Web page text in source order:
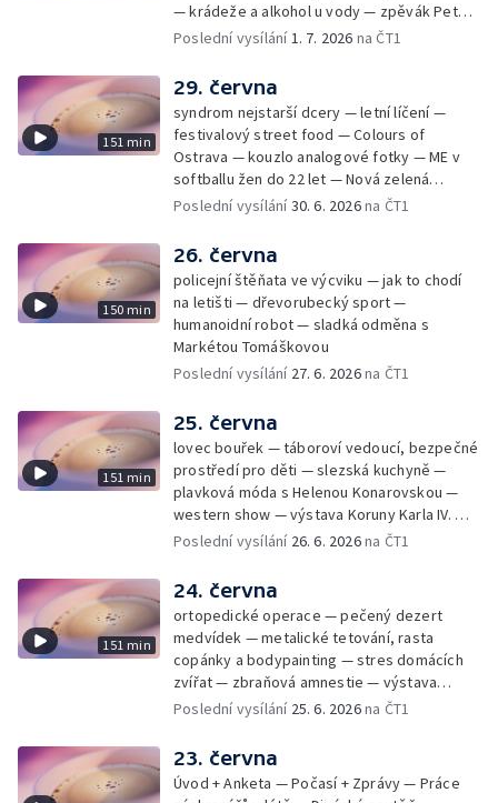
— krádeže a alkohol u vody — zpěvák Peter
Cmorik
Poslední vysílání1. 7. 2026 na ČT1
151 min
29. června
syndrom nejstarší dcery — letní líčení —
festivalový street food — Colours of
Ostrava — kouzlo analogové fotky — ME v
softballu žen do 22 let — Nová zelená
úsporám — Global Teacher Prize Czech
Poslední vysílání30. 6. 2026na ČT1
150 min
26. června
policejní štěňata ve výcviku — jak to chodí
na letišti — dřevorubecký sport —
humanoidní robot — sladká odměna s
Markétou Tomáškovou
Poslední vysílání 27. 6. 2026na ČT1
151 min
25. června
lovec bouřek — táboroví vedoucí, bezpečné
prostředí pro děti — slezská kuchyně —
plavková móda s Helenou Konarovskou —
western show — výstava Koruny Karla IV. —
mladý lezecký fenomén Josef Šindel
Poslední vysílání 26. 6. 2026na ČT1
151 min
24. června
ortopedické operace — pečený dezert
medvídek — metalické tetování, rasta
copánky a bodypainting — stres domácích
zvířat — zbraňová amnestie — výstava
mikrofotografií rostlin — fenomenální
Poslední vysílání 25. 6. 2026na ČT1
23. června
Úvod + Anketa — Počasí + Zprávy — Práce